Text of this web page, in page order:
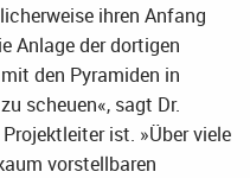
ihren Anfang
Anlage der dortigen
den Pyramiden in
scheuen«, sagt Dr.
ist. »Über viele
vorstellbaren